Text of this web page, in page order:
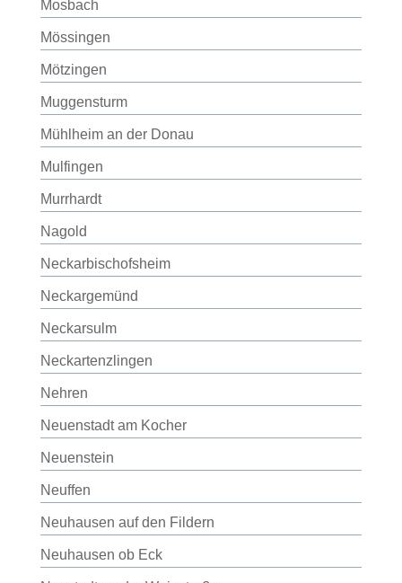
Mosbach
Mössingen
Mötzingen
Muggensturm
Mühlheim an der Donau
Mulfingen
Murrhardt
Nagold
Neckarbischofsheim
Neckargemünd
Neckarsulm
Neckartenzlingen
Nehren
Neuenstadt am Kocher
Neuenstein
Neuffen
Neuhausen auf den Fildern
Neuhausen ob Eck